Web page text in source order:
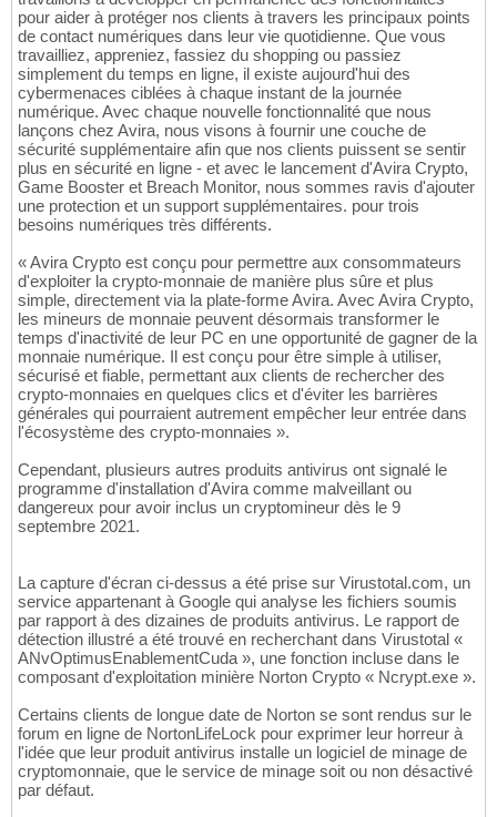
pour aider à protéger nos clients à travers les principaux points
de contact numériques dans leur vie quotidienne. Que vous
travailliez, appreniez, fassiez du shopping ou passiez
simplement du temps en ligne, il existe aujourd'hui des
cybermenaces ciblées à chaque instant de la journée
numérique. Avec chaque nouvelle fonctionnalité que nous
lançons chez Avira, nous visons à fournir une couche de
sécurité supplémentaire afin que nos clients puissent se sentir
plus en sécurité en ligne - et avec le lancement d'Avira Crypto,
Game Booster et Breach Monitor, nous sommes ravis d'ajouter
une protection et un support supplémentaires. pour trois
besoins numériques très différents.
« Avira Crypto est conçu pour permettre aux consommateurs
d'exploiter la crypto-monnaie de manière plus sûre et plus
simple, directement via la plate-forme Avira. Avec Avira Crypto,
les mineurs de monnaie peuvent désormais transformer le
temps d'inactivité de leur PC en une opportunité de gagner de la
monnaie numérique. Il est conçu pour être simple à utiliser,
sécurisé et fiable, permettant aux clients de rechercher des
crypto-monnaies en quelques clics et d'éviter les barrières
générales qui pourraient autrement empêcher leur entrée dans
l'écosystème des crypto-monnaies ».
Cependant, plusieurs autres produits antivirus ont signalé le
programme d'installation d'Avira comme malveillant ou
dangereux pour avoir inclus un cryptomineur dès le 9
septembre 2021.
La capture d'écran ci-dessus a été prise sur Virustotal.com, un
service appartenant à Google qui analyse les fichiers soumis
par rapport à des dizaines de produits antivirus. Le rapport de
détection illustré a été trouvé en recherchant dans Virustotal «
ANvOptimusEnablementCuda », une fonction incluse dans le
composant d'exploitation minière Norton Crypto « Ncrypt.exe ».
Certains clients de longue date de Norton se sont rendus sur le
forum en ligne de NortonLifeLock pour exprimer leur horreur à
l'idée que leur produit antivirus installe un logiciel de minage de
cryptomonnaie, que le service de minage soit ou non désactivé
par défaut.